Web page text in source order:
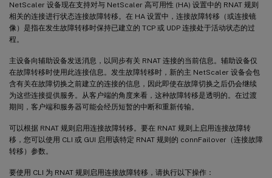
NetScaler 设备现在支持对与 NetScaler 高可用性 (HA) 设置中的 RNAT 规则
相关的连接进行状态连接故障转移。在 HA 设置中，连接故障转移（或连接镜
像）是指在发生故障转移时保持已建立的 TCP 或 UDP 连接处于活动状态的过
程。
主设备向辅助设备发送消息，以同步有关 RNAT 连接的当前信息。辅助设备仅
在故障转移时使用此连接信息。发生故障转移时，新的主 NetScaler 设备会包
含有关在故障切换之前建立的连接的信息，因此即使在故障切换之后仍会继续
为这些连接提供服务。从客户端的角度来看，这种故障转移是透明的。在过渡
期间，客户端和服务器可能会经历短暂的中断和重新传输。
可以根据 RNAT 规则启用连接故障转移。要在 RNAT 规则上启用连接故障转
移，您可以使用 CLI 或 GUI 启用该特定 RNAT 规则的 connFailover（连接故障
转移）参数。
要使用 CLI 为 RNAT 规则启用连接故障转移，请执行以下操作：